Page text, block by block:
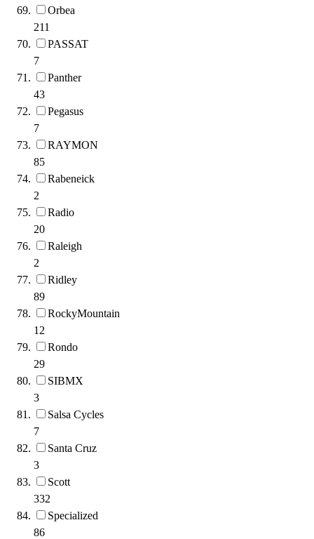
Orbea
211
PASSAT
7
Panther
43
Pegasus
7
RAYMON
85
Rabeneick
2
Radio
20
Raleigh
2
Ridley
89
RockyMountain
12
Rondo
29
SIBMX
3
Salsa Cycles
7
Santa Cruz
3
Scott
332
Specialized
86